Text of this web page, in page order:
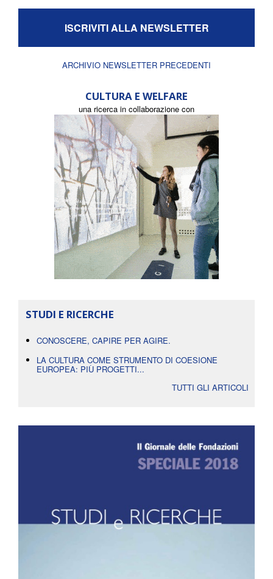
ISCRIVITI ALLA NEWSLETTER
ARCHIVIO NEWSLETTER PRECEDENTI
CULTURA E WELFARE
una ricerca in collaborazione con
STUDI E RICERCHE
CONOSCERE, CAPIRE PER AGIRE.
LA CULTURA COME STRUMENTO DI COESIONE
EUROPEA: PIÙ PROGETTI...
TUTTI GLI ARTICOLI